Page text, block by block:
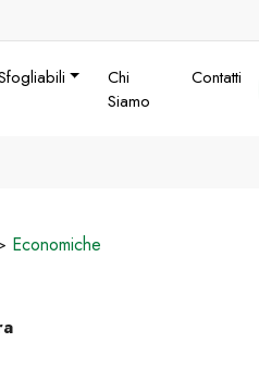
Chi
Siamo
Contatti
Economiche